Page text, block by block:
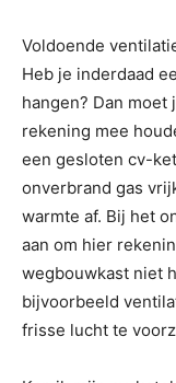
Voldoende
Heb je inderdaad
hangen? Dan
rekening mee
een gesloten cv-
onverbrand gas
warmte af. Bij het
aan om hier
wegbouwkast niet
bijvoorbeeld
frisse lucht te